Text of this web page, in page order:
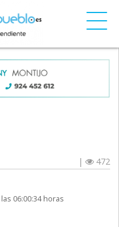
|
472
06:00:34 horas